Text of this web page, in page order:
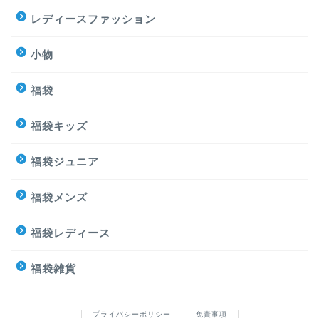
レディースファッション
小物
福袋
福袋キッズ
福袋ジュニア
福袋メンズ
福袋レディース
福袋雑貨
プライバシーポリシー 免責事項